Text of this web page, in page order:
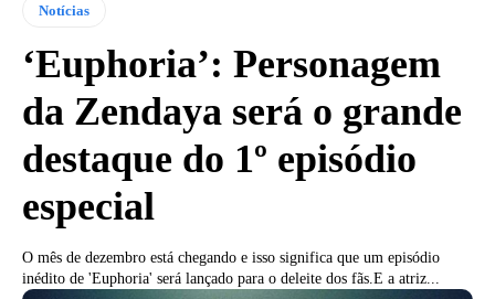
Notícias
‘Euphoria’: Personagem
da Zendaya será o grande
destaque do 1º episódio
especial
O mês de dezembro está chegando e isso significa que um episódio
inédito de 'Euphoria' será lançado para o deleite dos fãs.E a atriz...